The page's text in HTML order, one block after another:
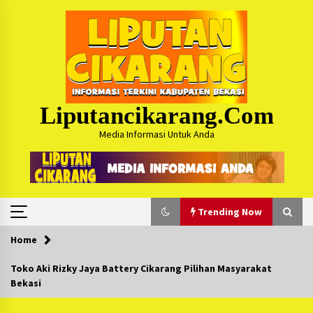
Liputancikarang.com
Media Informasi Untuk Anda
Trending Now
Trending Now
Home
Toko Aki Rizky Jaya Battery Cikarang Pilihan Masyarakat
Bekasi